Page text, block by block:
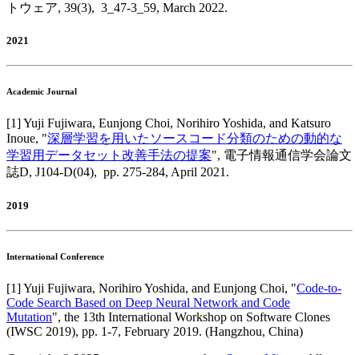
トウェア, 39(3), 3_47-3_59, March 2022.
2021
Academic Journal
[1]Yuji Fujiwara, Eunjong Choi, Norihiro Yoshida, and Katsuro
Inoue, "深層学習を用いたソースコード分類のための動的な
学習用データセット改善手法の提案", 電子情報通信学会論文
誌D, J104-D(04), pp. 275-284, April 2021 .
2019
International Conference
[1]Yuji Fujiwara, Norihiro Yoshida, and Eunjong Choi, "Code-to-
Code Search Based on Deep Neural Network and Code
Mutation", the 13th International Workshop on Software Clones
(IWSC 2019), pp. 1-7, February 2019. (Hangzhou, China)